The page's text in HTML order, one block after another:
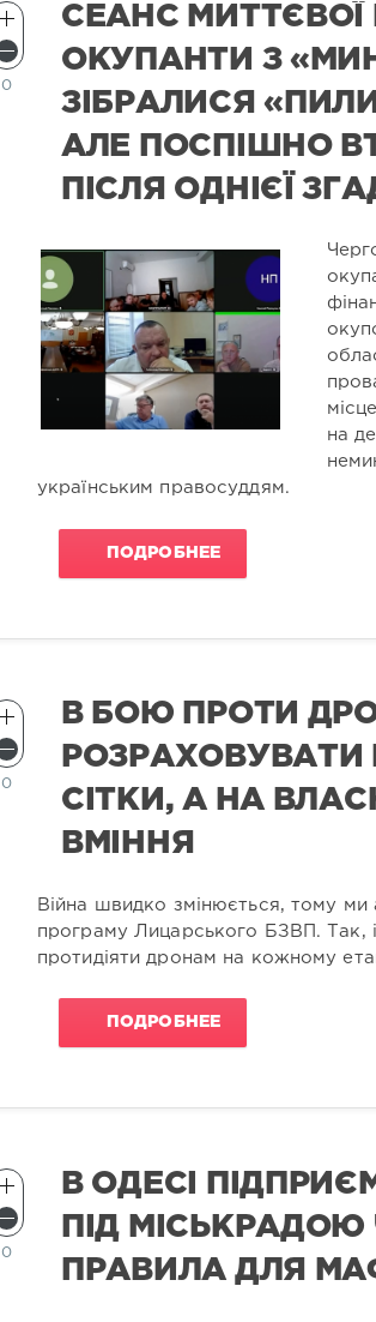
СЕАНС МИТТЄВОЇ
ОКУПАНТИ З
ЗІБРАЛИСЯ
АЛЕ ПОСПІШНО
ПІСЛЯ ОДНІЄЇ
0
на
українським правосуддям.
ПОДРОБНЕЕ
В БОЮ ПРОТИ
РОЗРАХОВУВАТИ
СІТКИ, А НА
ВМІННЯ
0
Війна швидко змінюється, тому
програму Лицарського БЗВП. Так,
протидіяти дронам на кожному
ПОДРОБНЕЕ
В ОДЕСІ
ПІД МІСЬКРАДОЮ
ПРАВИЛА ДЛЯ
0